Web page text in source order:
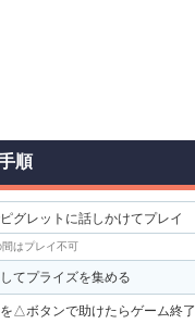
順
グレットに話しかけてプレイ
はプレイ不可
てプライズを集める
△ボタンで助けたらゲーム終了